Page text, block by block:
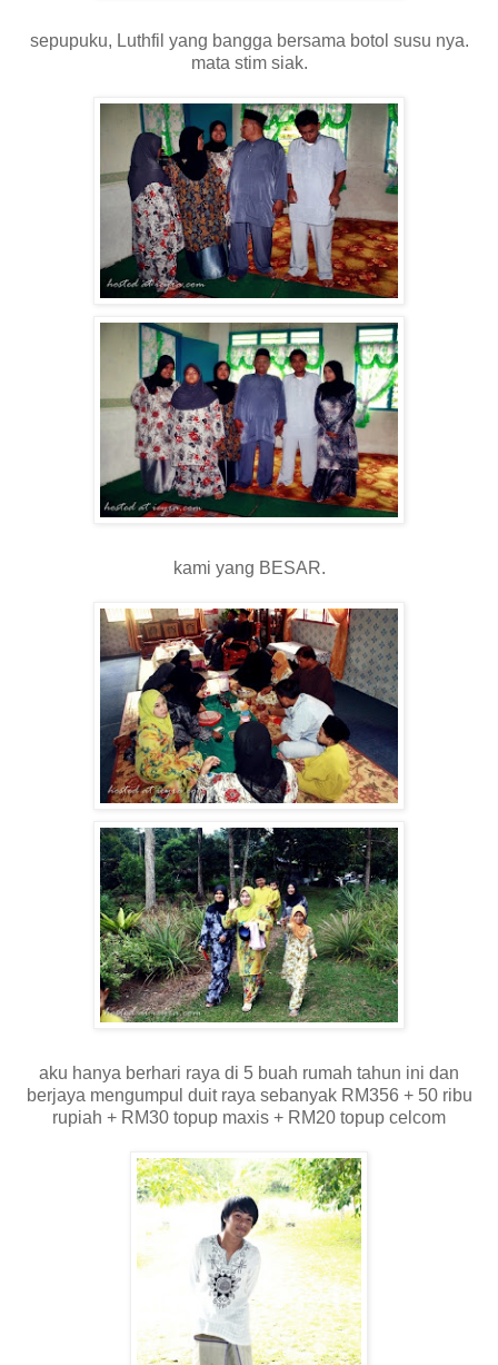
sepupuku, Luthfil yang bangga bersama botol susu nya.
mata stim siak.
kami yang BESAR.
aku hanya berhari raya di 5 buah rumah tahun ini dan
berjaya mengumpul duit raya sebanyak RM356 + 50 ribu
rupiah + RM30 topup maxis + RM20 topup celcom